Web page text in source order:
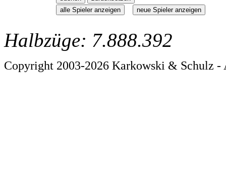
Halbzüge: 7.888.392
Copyright 2003-2026 Karkowski & Schulz